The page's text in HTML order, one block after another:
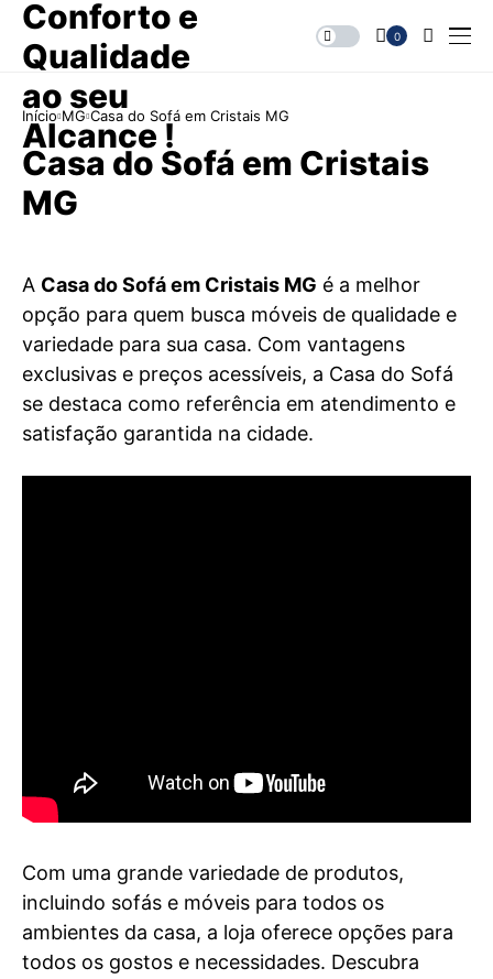
0
Início MG Casa do Sofá em Cristais MG
Casa do Sofá em Cristais
MG
A Casa do Sofá em Cristais MG é a melhor
opção para quem busca móveis de qualidade e
variedade para sua casa. Com vantagens
exclusivas e preços acessíveis, a Casa do Sofá
se destaca como referência em atendimento e
satisfação garantida na cidade.
Com uma grande variedade de produtos,
incluindo sofás e móveis para todos os
ambientes da casa, a loja oferece opções para
todos os gostos e necessidades. Descubra